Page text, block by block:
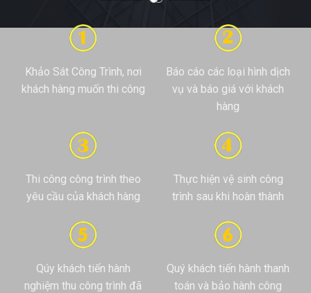
Khảo Sát Công Trình, nơi
khách hàng muốn thi công
Báo cáo các loại hình dịch
vụ và báo giá với khách
hàng
Thi công công trình theo
yêu cầu của khách hàng
Thực hiện vệ sinh công
trình sau khi hoàn thành
Qúy khách tiến hành
nghiệm thu công trình đã
Quý khách tiến hành thanh
toán và bảo hành công